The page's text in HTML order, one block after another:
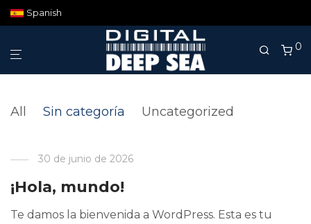
Spanish
0
All Sin categoría Uncategorized
30 de junio de 2026
¡Hola, mundo!
Te damos la bienvenida a WordPress. Esta es tu